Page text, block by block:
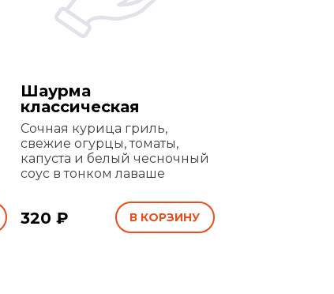
Шаурма
классическая
Сочная курица гриль,
свежие огурцы, томаты,
капуста и белый чесночный
соус в тонком лаваше
320 ₽ В КОРЗИНУ